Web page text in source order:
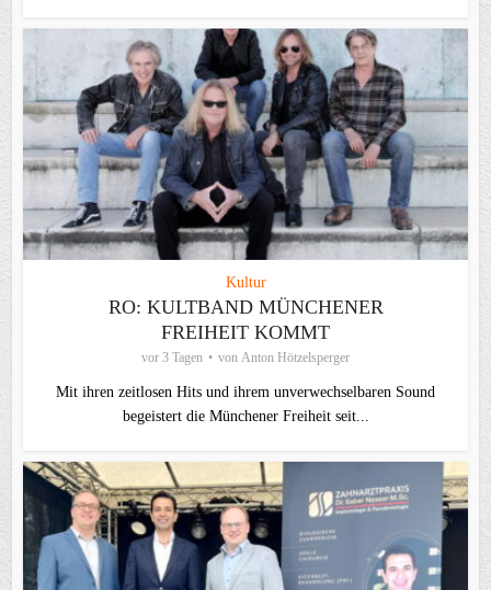
Kultur
RO: KULTBAND MÜNCHENER
FREIHEIT KOMMT
vor 3 Tagen von Anton Hötzelsperger
Mit ihren zeitlosen Hits und ihrem unverwechselbaren Sound
begeistert die Münchener Freiheit seit...